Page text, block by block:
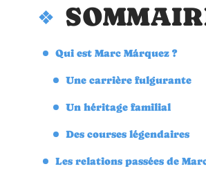
Qui est Marc Márquez ?
Une carrière fulgurante
Un héritage familial
Des courses légendaires
Les relations passées de